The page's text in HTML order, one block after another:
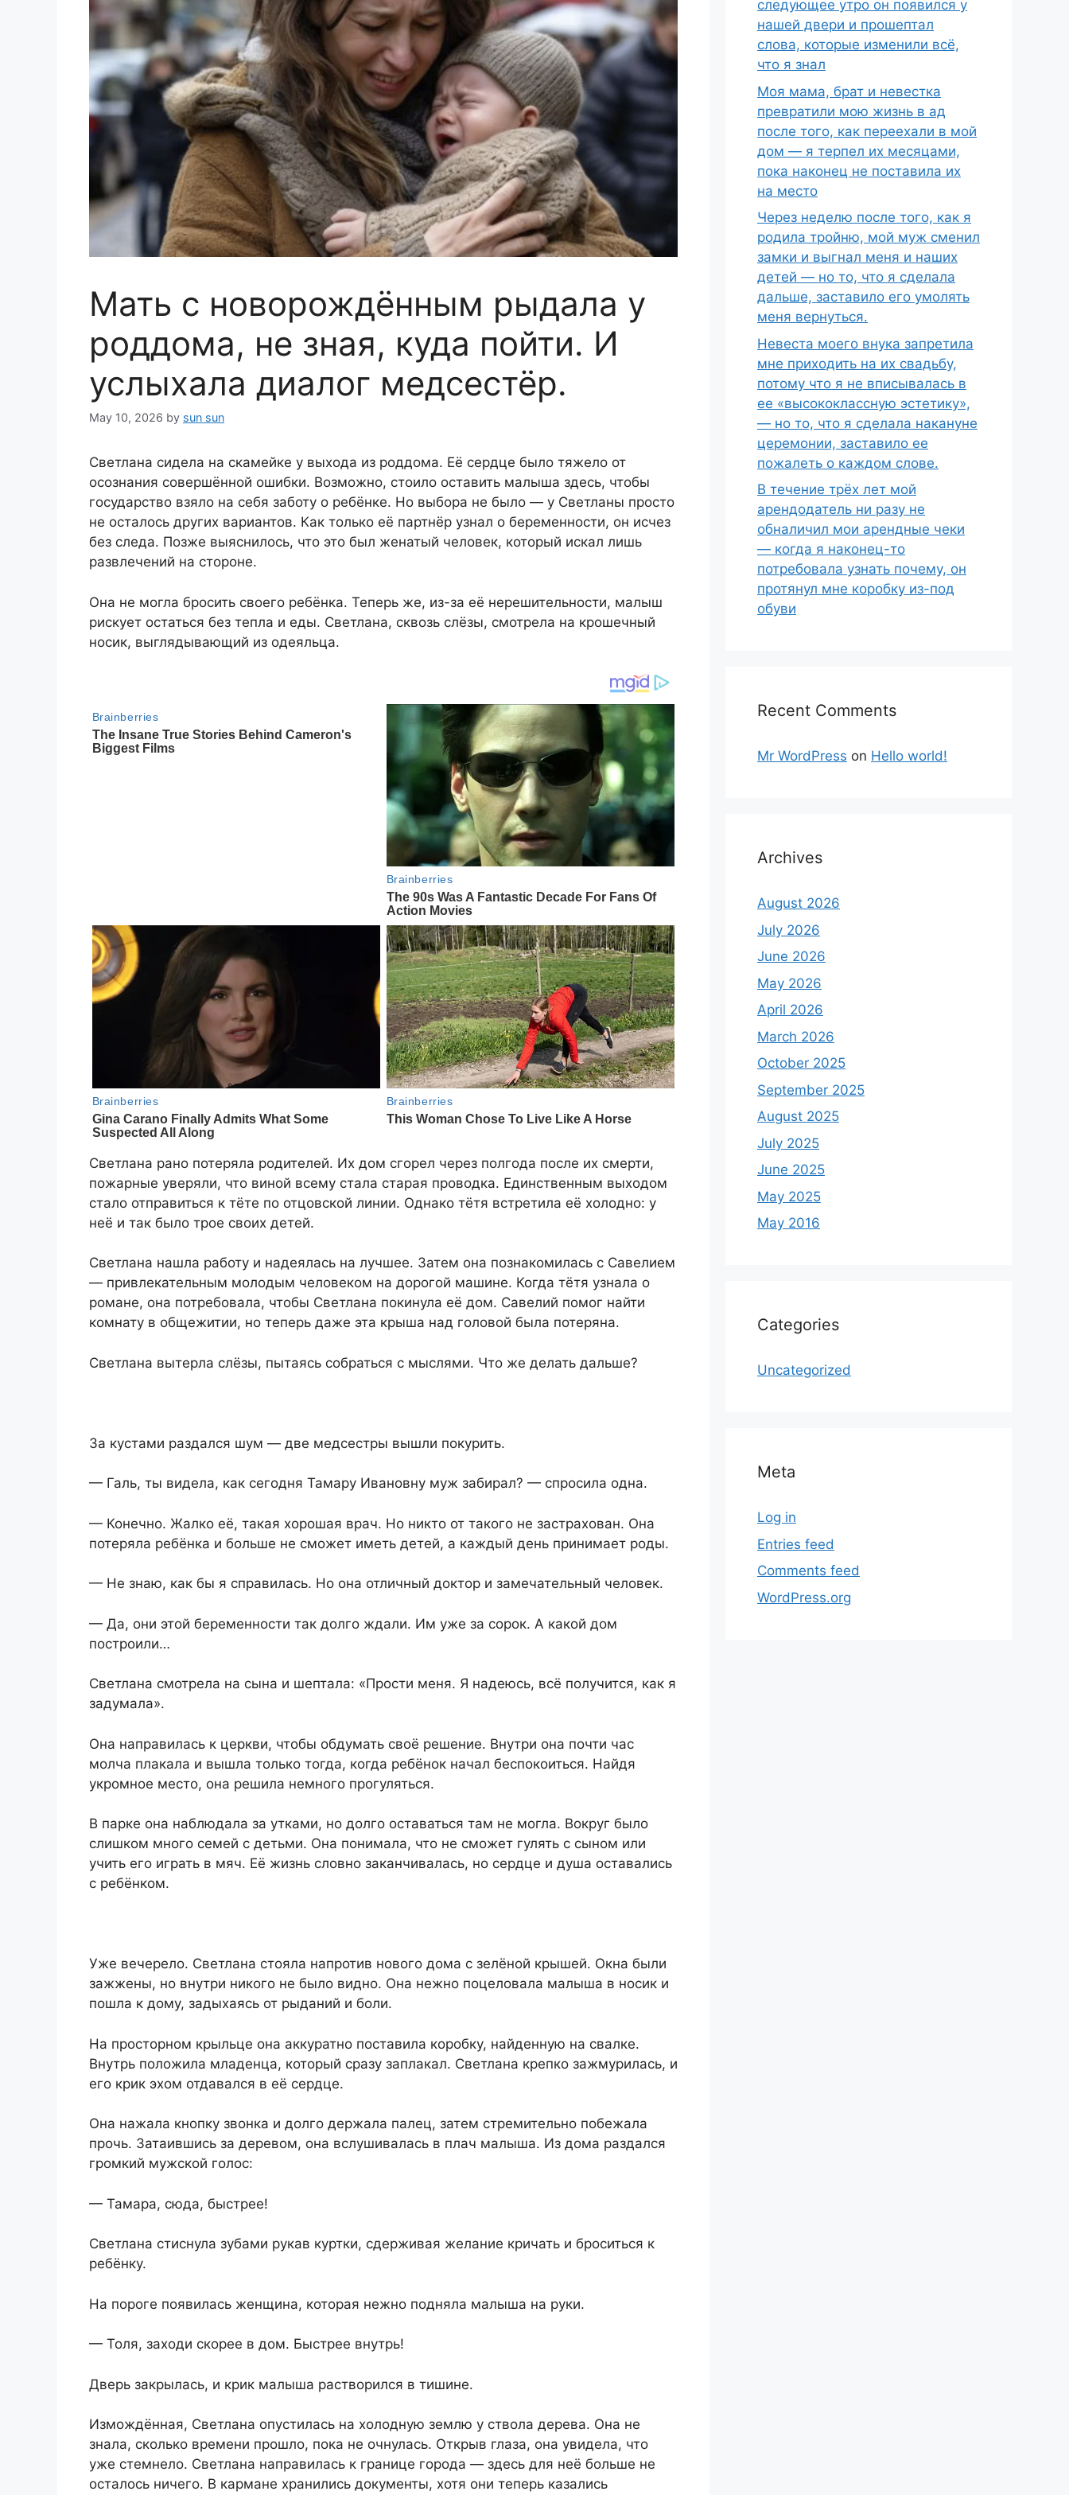
Мать с новорождённым рыдала у
роддома, не зная, куда пойти. И
услыхала диалог медсестёр.
May 10, 2026 by sun sun
Светлана сидела на скамейке у выхода из роддома. Её сердце было тяжело от
осознания совершённой ошибки. Возможно, стоило оставить малыша здесь, чтобы
государство взяло на себя заботу о ребёнке. Но выбора не было — у Светланы просто
не осталось других вариантов. Как только её партнёр узнал о беременности, он исчез
без следа. Позже выяснилось, что это был женатый человек, который искал лишь
развлечений на стороне.
Она не могла бросить своего ребёнка. Теперь же, из-за её нерешительности, малыш
рискует остаться без тепла и еды. Светлана, сквозь слёзы, смотрела на крошечный
носик, выглядывающий из одеяльца.
Светлана рано потеряла родителей. Их дом сгорел через полгода после их смерти,
пожарные уверяли, что виной всему стала старая проводка. Единственным выходом
стало отправиться к тёте по отцовской линии. Однако тётя встретила её холодно: у
неё и так было трое своих детей.
Светлана нашла работу и надеялась на лучшее. Затем она познакомилась с Савелием
— привлекательным молодым человеком на дорогой машине. Когда тётя узнала о
романе, она потребовала, чтобы Светлана покинула её дом. Савелий помог найти
комнату в общежитии, но теперь даже эта крыша над головой была потеряна.
Светлана вытерла слёзы, пытаясь собраться с мыслями. Что же делать дальше?
За кустами раздался шум — две медсестры вышли покурить.
— Галь, ты видела, как сегодня Тамару Ивановну муж забирал? — спросила одна.
— Конечно. Жалко её, такая хорошая врач. Но никто от такого не застрахован. Она
потеряла ребёнка и больше не сможет иметь детей, а каждый день принимает роды.
— Не знаю, как бы я справилась. Но она отличный доктор и замечательный человек.
— Да, они этой беременности так долго ждали. Им уже за сорок. А какой дом
построили…
Светлана смотрела на сына и шептала: «Прости меня. Я надеюсь, всё получится, как я
задумала».
Она направилась к церкви, чтобы обдумать своё решение. Внутри она почти час
молча плакала и вышла только тогда, когда ребёнок начал беспокоиться. Найдя
укромное место, она решила немного прогуляться.
В парке она наблюдала за утками, но долго оставаться там не могла. Вокруг было
слишком много семей с детьми. Она понимала, что не сможет гулять с сыном или
учить его играть в мяч. Её жизнь словно заканчивалась, но сердце и душа оставались
с ребёнком.
Уже вечерело. Светлана стояла напротив нового дома с зелёной крышей. Окна были
зажжены, но внутри никого не было видно. Она нежно поцеловала малыша в носик и
пошла к дому, задыхаясь от рыданий и боли.
На просторном крыльце она аккуратно поставила коробку, найденную на свалке.
Внутрь положила младенца, который сразу заплакал. Светлана крепко зажмурилась, и
его крик эхом отдавался в её сердце.
Она нажала кнопку звонка и долго держала палец, затем стремительно побежала
прочь. Затаившись за деревом, она вслушивалась в плач малыша. Из дома раздался
громкий мужской голос:
— Тамара, сюда, быстрее!
Светлана стиснула зубами рукав куртки, сдерживая желание кричать и броситься к
ребёнку.
На пороге появилась женщина, которая нежно подняла малыша на руки.
— Толя, заходи скорее в дом. Быстрее внутрь!
Дверь закрылась, и крик малыша растворился в тишине.
Измождённая, Светлана опустилась на холодную землю у ствола дерева. Она не
знала, сколько времени прошло, пока не очнулась. Открыв глаза, она увидела, что
уже стемнело. Светлана направилась к границе города — здесь для неё больше не
осталось ничего. В кармане хранились документы, хотя они теперь казались
следующее утро он появился у
нашей двери и прошептал
слова, которые изменили всё,
что я знал
Моя мама, брат и невестка
превратили мою жизнь в ад
после того, как переехали в мой
дом — я терпел их месяцами,
пока наконец не поставила их
на место
Через неделю после того, как я
родила тройню, мой муж сменил
замки и выгнал меня и наших
детей — но то, что я сделала
дальше, заставило его умолять
меня вернуться.
Невеста моего внука запретила
мне приходить на их свадьбу,
потому что я не вписывалась в
ее «высококлассную эстетику»,
— но то, что я сделала накануне
церемонии, заставило ее
пожалеть о каждом слове.
В течение трёх лет мой
арендодатель ни разу не
обналичил мои арендные чеки
— когда я наконец-то
потребовала узнать почему, он
протянул мне коробку из-под
обуви
Recent Comments
Mr WordPress on Hello world!
Archives
August 2026
July 2026
June 2026
May 2026
April 2026
March 2026
October 2025
September 2025
August 2025
July 2025
June 2025
May 2025
May 2016
Categories
Uncategorized
Meta
Log in
Entries feed
Comments feed
WordPress.org